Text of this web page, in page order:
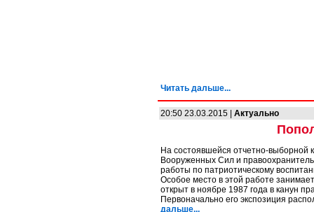
Читать дальше...
20:50 23.03.2015 | Актуально
На состоявшейся отчетно-выборной
Вооруженных Сил и
работы по патриотическому
Особое место в этой работе
открыт в ноябре 1987 года в канун
Первоначально его экспозиция
дальше...